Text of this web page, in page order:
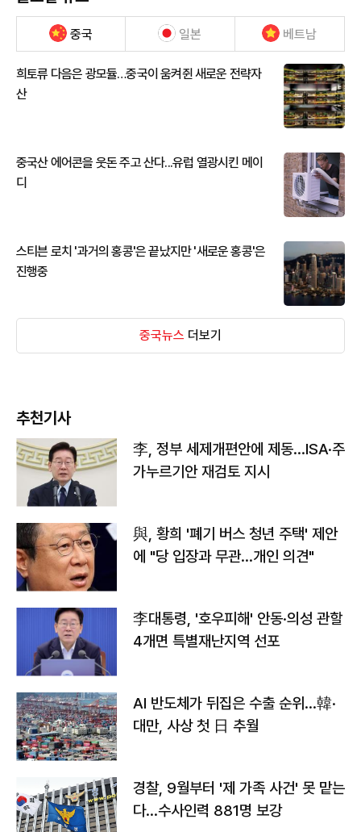
중국 일본 베트남
희토류 다음은 광모듈…중국이 움켜쥔 새로운 전략자
산
중국산 에어콘을 웃돈 주고 산다...유럽 열광시킨 메이
디
스티븐 로치 '과거의 홍콩'은 끝났지만 '새로운 홍콩'은
진행중
중국뉴스 더보기
추천기사
李, 정부 세제개편안에 제동…ISA·주
가누르기안 재검토 지시
與, 황희 '폐기 버스 청년 주택' 제안
에 "당 입장과 무관…개인 의견"
李대통령, '호우피해' 안동·의성 관할
4개면 특별재난지역 선포
AI 반도체가 뒤집은 수출 순위…韓·
대만, 사상 첫 日 추월
경찰, 9월부터 '제 가족 사건' 못 맡는
다…수사인력 881명 보강